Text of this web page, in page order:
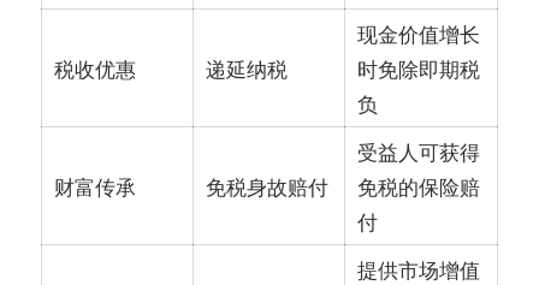
税收优惠 递延纳税
现金价值增长
时免除即期税
负
财富传承 免税身故赔付
受益人可获得
免税的保险赔
付
提供市场增值